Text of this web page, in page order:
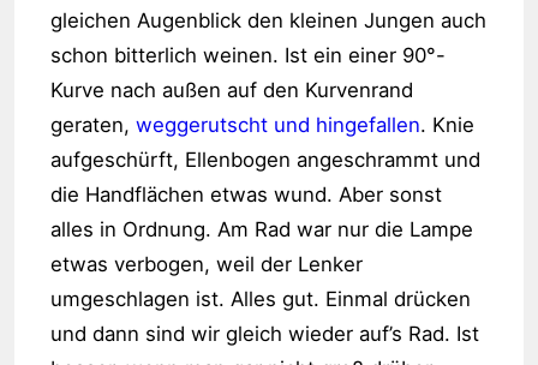
gleichen Augenblick den kleinen Jungen auch
schon bitterlich weinen. Ist ein einer 90°-
Kurve nach außen auf den Kurvenrand
geraten, weggerutscht und hingefallen. Knie
aufgeschürft, Ellenbogen angeschrammt und
die Handflächen etwas wund. Aber sonst
alles in Ordnung. Am Rad war nur die Lampe
etwas verbogen, weil der Lenker
umgeschlagen ist. Alles gut. Einmal drücken
und dann sind wir gleich wieder auf’s Rad. Ist